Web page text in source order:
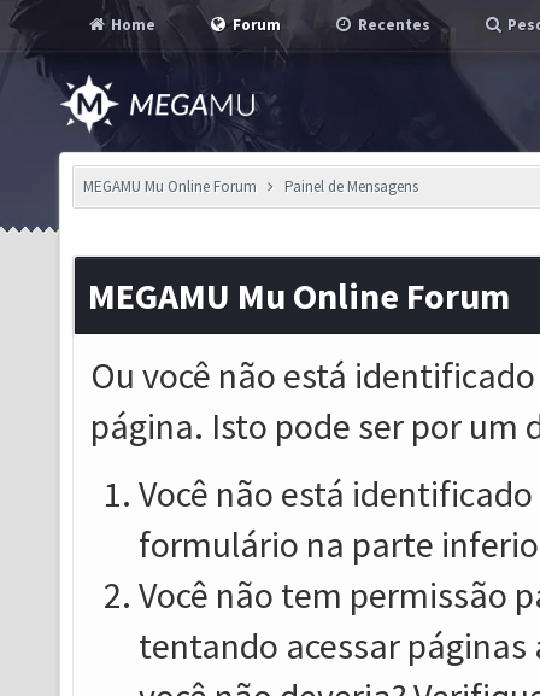
Home Forum Recentes
MEGAMU Mu Online Forum Painel de Mensagens
MEGAMU Mu Online Forum
Ou você não está
página. Isto pode ser por um
Você não está
formulário na parte
Você não tem permissão
tentando acessar